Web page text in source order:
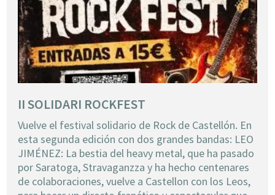
II SOLIDARI ROCKFEST
Vuelve el festival solidario de Rock de Castellón. En
esta segunda edición con dos grandes bandas: LEO
JIMÉNEZ: La bestia del heavy metal, que ha pasado
por Saratoga, Stravaganzza y ha hecho centenares
de colaboraciones, vuelve a Castellon con los Leos,